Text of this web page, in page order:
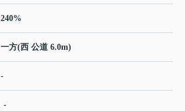
240%
一方(西 公道 6.0m)
-
-